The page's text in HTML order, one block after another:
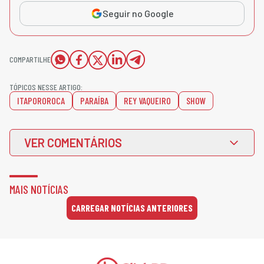
Seguir no Google
COMPARTILHE
TÓPICOS NESSE ARTIGO:
ITAPOROROCA PARAÍBA REY VAQUEIRO SHOW
VER COMENTÁRIOS
MAIS NOTÍCIAS
CARREGAR NOTÍCIAS ANTERIORES